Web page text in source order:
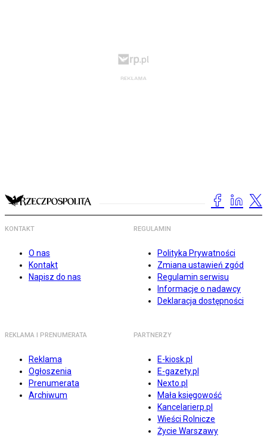
KONTAKT
O nas
Kontakt
Napisz do nas
REGULAMIN
Polityka Prywatności
Zmiana ustawień zgód
Regulamin serwisu
Informacje o nadawcy
Deklaracja dostępności
REKLAMA I PRENUMERATA
Reklama
Ogłoszenia
Prenumerata
Archiwum
PARTNERZY
E-kiosk.pl
E-gazety.pl
Nexto.pl
Mała księgowość
Kancelarierp.pl
Wieści Rolnicze
Życie Warszawy